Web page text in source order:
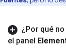
¿Por qué
el panel